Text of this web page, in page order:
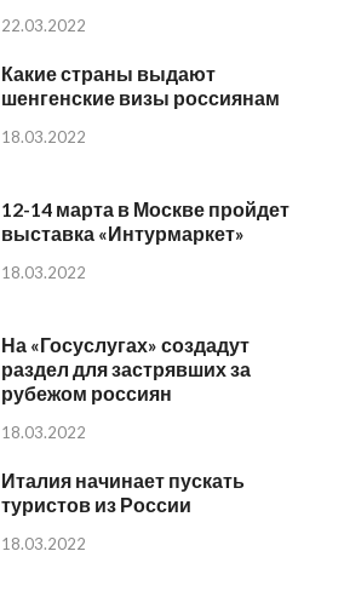
22.03.2022
Какие страны выдают
шенгенские визы россиянам
18.03.2022
12-14 марта в Москве пройдет
выставка «Интурмаркет»
18.03.2022
На «Госуслугах» создадут
раздел для застрявших за
рубежом россиян
18.03.2022
Италия начинает пускать
туристов из России
18.03.2022